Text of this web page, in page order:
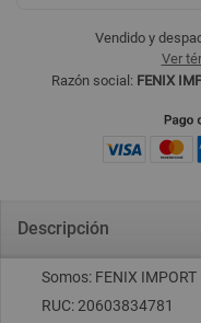
Vendido y
Ver
Razón social: FENIX
Descripción
Somos: FENIX IMPORT
RUC: 20603834781